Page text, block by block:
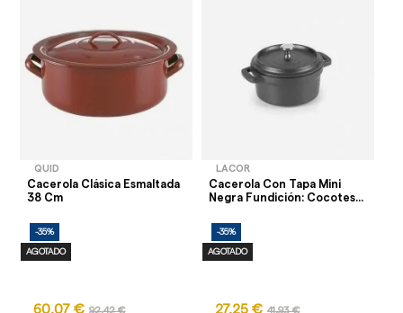
QUID
Cacerola Clásica Esmaltada
38 Cm
-35%
AGOTADO
60,07 € 92,42 €
LACOR
Cacerola Con Tapa Mini
Negra Fundición: Cocotes...
-35%
AGOTADO
27,25 € 41,93 €